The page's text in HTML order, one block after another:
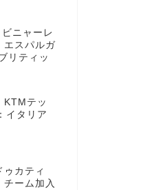
ニャーレ
エスパルガ
リティッ
KTMテッ
イタリア
ゥカティ
チーム加入